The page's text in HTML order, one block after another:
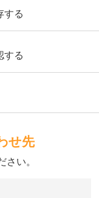
する
する
せ先
さい。